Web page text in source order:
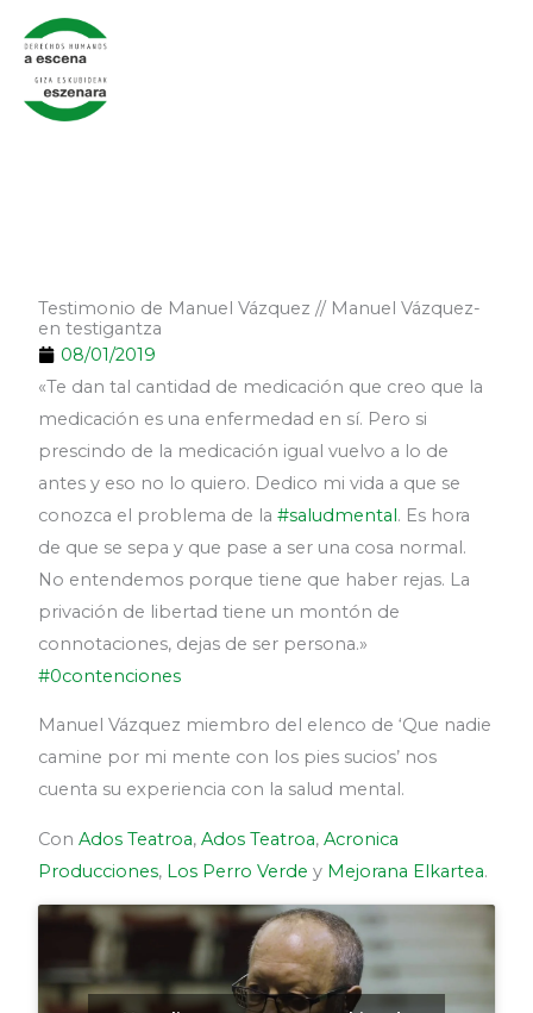
contenido
Testimonio de Manuel Vázquez // Manuel Vázquez-
en testigantza
08/01/2019
«Te dan tal cantidad de medicación que creo que la
medicación es una enfermedad en sí. Pero si
prescindo de la medicación igual vuelvo a lo de
antes y eso no lo quiero. Dedico mi vida a que se
conozca el problema de la#saludmental. Es hora
de que se sepa y que pase a ser una cosa normal.
No entendemos porque tiene que haber rejas. La
privación de libertad tiene un montón de
connotaciones, dejas de ser persona.»
#0contenciones
Manuel Vázquez miembro del elenco de ‘Que nadie
camine por mi mente con los pies sucios’ nos
cuenta su experiencia con la salud mental.
ConAdos Teatroa,Ados Teatroa,Acronica
Producciones, Los Perro Verde y Mejorana Elkartea.